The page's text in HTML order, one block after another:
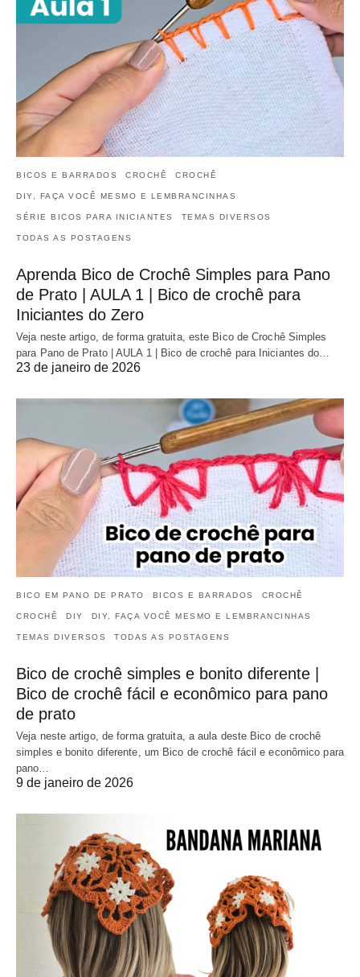
BICOS E BARRADOS CROCHÊ CROCHÊ
DIY, FAÇA VOCÊ MESMO E LEMBRANCINHAS
SÉRIE BICOS PARA INICIANTES TEMAS DIVERSOS
TODAS AS POSTAGENS
Aprenda Bico de Crochê Simples para Pano
de Prato | AULA 1 | Bico de crochê para
Iniciantes do Zero
Veja neste artigo, de forma gratuita, este Bico de Crochê Simples
para Pano de Prato | AULA 1 | Bico de crochê para Iniciantes do…
23 de janeiro de 2026
BICO EM PANO DE PRATO BICOS E BARRADOS CROCHÊ
CROCHÊ DIY DIY, FAÇA VOCÊ MESMO E LEMBRANCINHAS
TEMAS DIVERSOS TODAS AS POSTAGENS
Bico de crochê simples e bonito diferente |
Bico de crochê fácil e econômico para pano
de prato
Veja neste artigo, de forma gratuita, a aula deste Bico de crochê
simples e bonito diferente, um Bico de crochê fácil e econômico para
pano…
9 de janeiro de 2026